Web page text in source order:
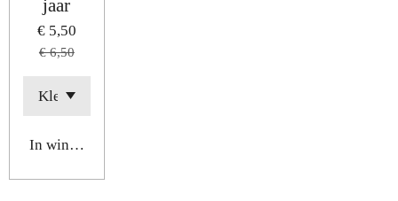
jaar
€ 5,50
€ 6,50
In winkelwagen